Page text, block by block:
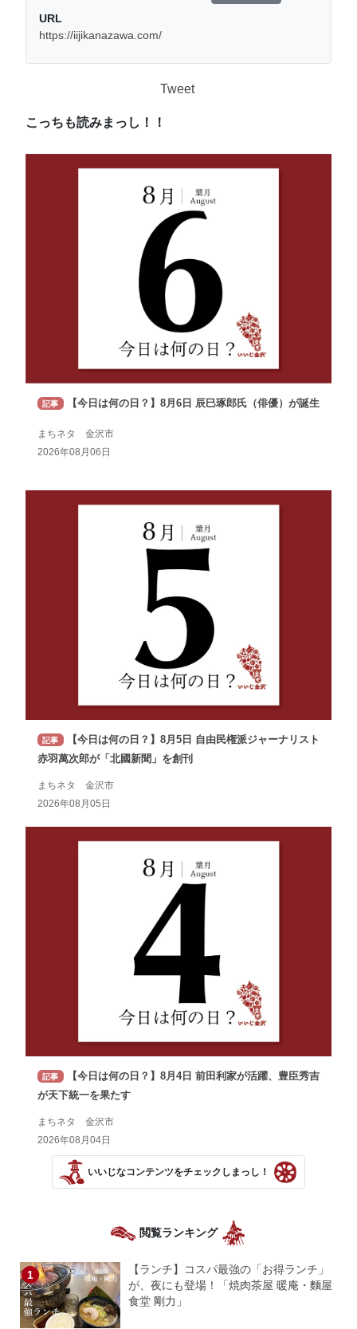
URL
https://iijikanazawa.com/
Tweet
こっちも読みまっし！！
記事 【今日は何の日？】8月6日 辰巳琢郎氏（俳優）が誕生
まちネタ 金沢市
2026年08月06日
記事
【今日は何の日？】8月5日 自由民権派ジャーナリスト
赤羽萬次郎が「北國新聞」を創刊
まちネタ 金沢市
2026年08月05日
記事
【今日は何の日？】8月4日 前田利家が活躍、豊臣秀吉
が天下統一を果たす
まちネタ 金沢市
2026年08月04日
いいじなコンテンツをチェックしまっし！
閲覧ランキング
【ランチ】コスパ最強の「お得ランチ」
が、夜にも登場！「焼肉茶屋 暖庵・麵屋
食堂 剛力」